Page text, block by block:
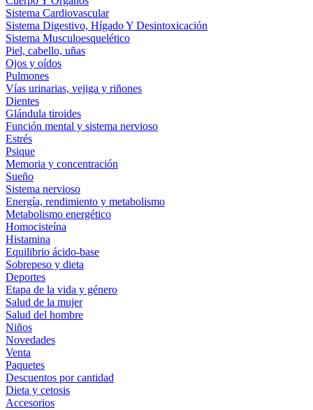
Sistema Cardiovascular
Sistema Digestivo, Hígado Y Desintoxicación
Sistema Musculoesquelético
Piel, cabello, uñas
Ojos y oídos
Pulmones
Vías urinarias, vejiga y riñones
Dientes
Glándula tiroides
Función mental y sistema nervioso
Estrés
Psique
Memoria y concentración
Sueño
Sistema nervioso
Energía, rendimiento y metabolismo
Metabolismo energético
Homocisteína
Histamina
Equilibrio ácido-base
Sobrepeso y dieta
Deportes
Etapa de la vida y género
Salud de la mujer
Salud del hombre
Niños
Novedades
Venta
Paquetes
Descuentos por cantidad
Dieta y cetosis
Accesorios